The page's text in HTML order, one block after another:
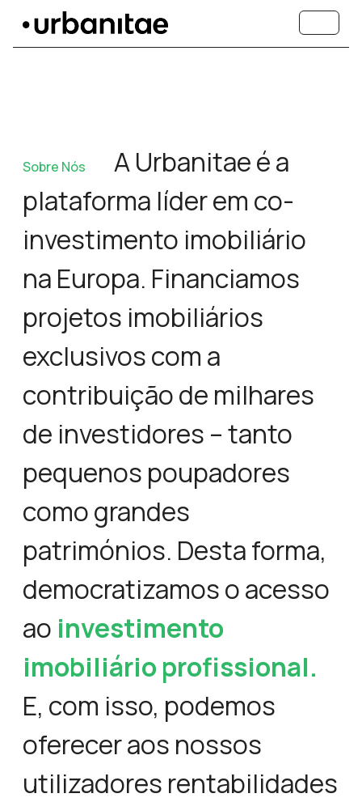
Sobre Nós
A Urbanitae é a
plataforma líder em co-
investimento imobiliário
na Europa. Financiamos
projetos imobiliários
exclusivos com a
contribuição de milhares
de investidores – tanto
pequenos poupadores
como grandes
patrimónios. Desta forma,
democratizamos o acesso
ao investimento
imobiliário profissional.
E, com isso, podemos
oferecer aos nossos
utilizadores rentabilidades